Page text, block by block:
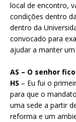
local de encontro,
condições dentro
dentro da
convocado para
ajudar a manter
AS – O senhor
HS – Eu fui o
para que o
uma sede a partir
reforma e um